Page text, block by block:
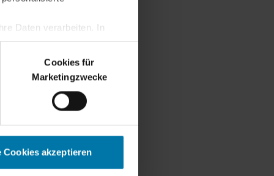
Daten verarbeiten. In
Cookies für
Marketingzwecke
Cookies akzeptieren